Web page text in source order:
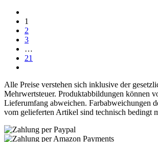
1
2
3
…
21
Alle Preise verstehen sich inklusive der
Mehrwertsteuer. Produktabbildungen können
Lieferumfang abweichen. Farbabweichungen
vom gelieferten Artikel sind technisch bedingt